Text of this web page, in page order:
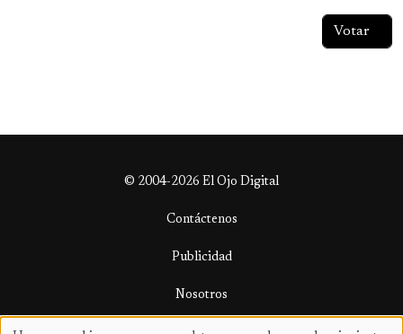
© 2004-2026 El Ojo Digital
Contáctenos
Publicidad
Nosotros